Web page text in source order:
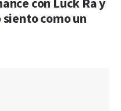
con Luck Ra y
como un